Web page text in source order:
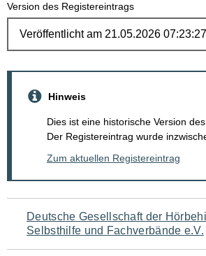
Version des Registereintrags
Hinweis
Dies ist eine historische Version
Der Registereintrag wurde
Zum aktuellen Registereintrag
Navigation
für
Deutsche Gesellschaft der
Selbsthilfe und Fachverbände e.V.